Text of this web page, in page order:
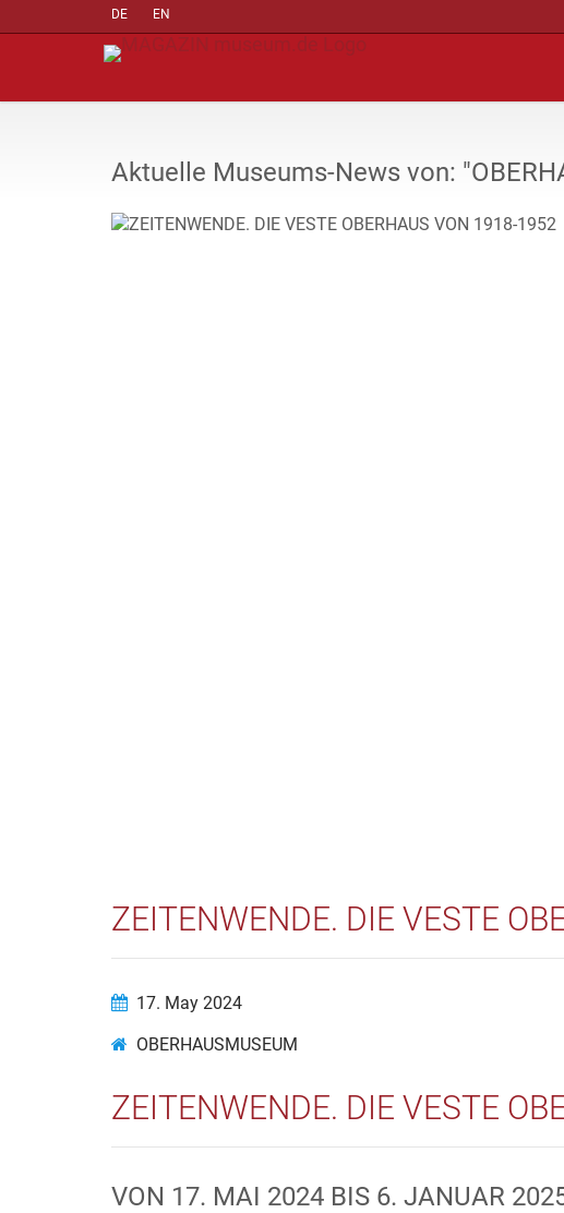
DE EN
Aktuelle Museums-News von:
ZEITENWENDE. DIE VESTE
17. May 2024
OBERHAUSMUSEUM
ZEITENWENDE. DIE VESTE
VON 17. MAI 2024 BIS 6. JANUAR